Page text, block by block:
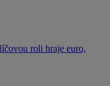
roli hraje euro,